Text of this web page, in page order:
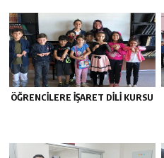
ÖĞRENCİLERE İŞARET DİLİ KURSU